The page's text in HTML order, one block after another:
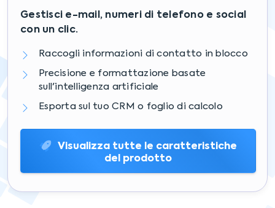
Gestisci e-mail, numeri di telefono e social
con un clic.
Raccogli informazioni di contatto in blocco
Precisione e formattazione basate
sull'intelligenza artificiale
Esporta sul tuo CRM o foglio di calcolo
Visualizza tutte le caratteristiche
del prodotto